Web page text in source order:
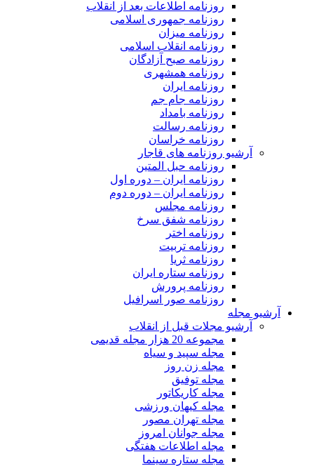
روزنامه اطلاعات بعد از انقلاب
روزنامه جمهوری اسلامی
روزنامه میزان
روزنامه انقلاب اسلامی
روزنامه صبح آزادگان
روزنامه همشهری
روزنامه ایران
روزنامه جام جم
روزنامه بامداد
روزنامه رسالت
روزنامه خراسان
آرشیو روزنامه های قاجار
روزنامه حبل المتین
روزنامه ایران – دوره اول
روزنامه ایران – دوره دوم
روزنامه مجلس
روزنامه شفق سرخ
روزنامه اختر
روزنامه تربیت
روزنامه ثریا
روزنامه ستاره ایران
روزنامه پرورش
روزنامه صور اسرافیل
آرشیو مجله
آرشیو مجلات قبل از انقلاب
مجموعه 20 هزار مجله قدیمی
مجله سپید و سیاه
مجله زن روز
مجله توفیق
مجله کاریکاتور
مجله کیهان ورزشی
مجله تهران مصور
مجله جوانان امروز
مجله اطلاعات هفتگی
مجله ستاره سینما